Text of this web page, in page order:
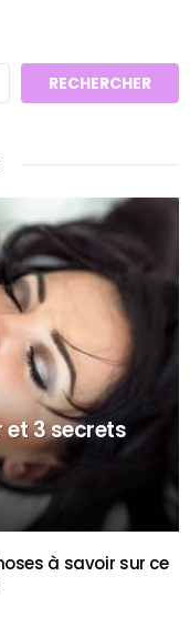
RECHERCHER
et 3 secrets
à savoir sur ce